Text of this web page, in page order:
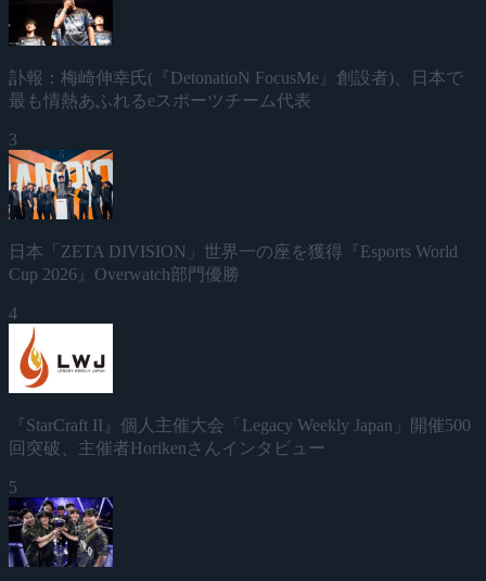
訃報：梅崎伸幸氏(『DetonatioN FocusMe』創設者)、日本で
最も情熱あふれるeスポーツチーム代表
3
日本「ZETA DIVISION」世界一の座を獲得『Esports World
Cup 2026』Overwatch部門優勝
4
『StarCraft II』個人主催大会「Legacy Weekly Japan」開催500
回突破、主催者Horikenさんインタビュー
5